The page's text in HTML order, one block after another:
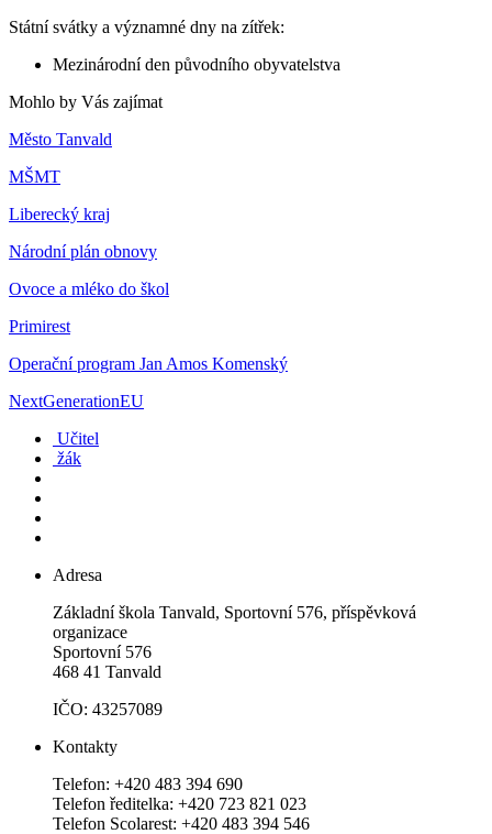
Státní svátky a významné dny na zítřek:
Mezinárodní den původního obyvatelstva
Mohlo by Vás zajímat
Město Tanvald
MŠMT
Liberecký kraj
Národní plán obnovy
Ovoce a mléko do škol
Primirest
Operační program Jan Amos Komenský
NextGenerationEU
Učitel
žák
Adresa
Základní škola Tanvald, Sportovní 576, příspěvková
organizace
Sportovní 576
468 41 Tanvald
IČO: 43257089
Kontakty
Telefon: +420 483 394 690
Telefon ředitelka: +420 723 821 023
Telefon Scolarest: +420 483 394 546